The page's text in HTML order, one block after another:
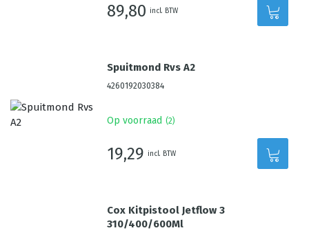
89,80 incl. BTW
Spuitmond Rvs A2
4260192030384
Op voorraad (2)
19,29 incl. BTW
Cox Kitpistool Jetflow 3
310/400/600Ml